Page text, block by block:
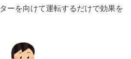
ーを向けて運転するだけで効果を